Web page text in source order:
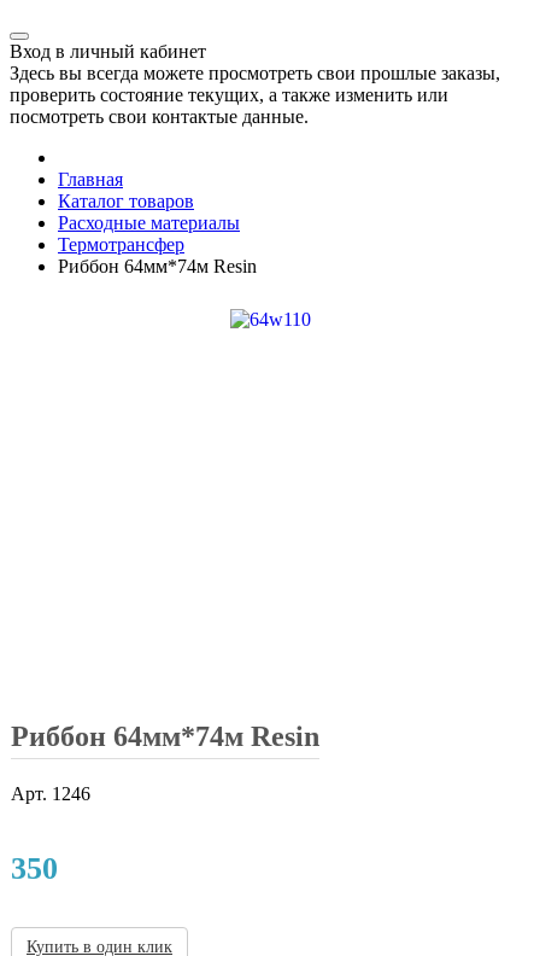
Вход в личный кабинет
Здесь вы всегда можете просмотреть свои прошлые заказы,
проверить состояние текущих, а также изменить или
посмотреть свои контактые данные.
Главная
Каталог товаров
Расходные материалы
Термотрансфер
Риббон 64мм*74м Resin
Риббон 64мм*74м Resin
Арт. 1246
350
Купить в один клик